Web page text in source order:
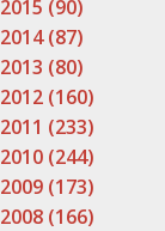
2015 (90)
2014 (87)
2013 (80)
2012 (160)
2011 (233)
2010 (244)
2009 (173)
2008 (166)